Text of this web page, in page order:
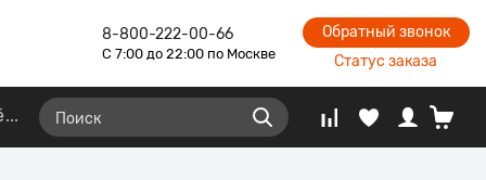
8-800-222-00-66
С 7:00 до 22:00 по Москве
Обратный звонок
Статус заказа